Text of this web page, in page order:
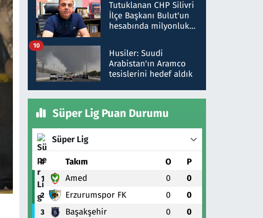
yalanladı
Tutuklanan CHP Silivri
İlçe Başkanı Bulut'un
hesabında milyonluk
talimat verdi, ben
gönderdim
Husiler: Suudi
Arabistan'ın Aramco
tesislerini hedef aldık
10
Süper Lig Puan Durumu
Süper Lig
# Takım O P
1 Amed 0 0
2 Erzurumspor FK 0 0
3 Başakşehir 0 0